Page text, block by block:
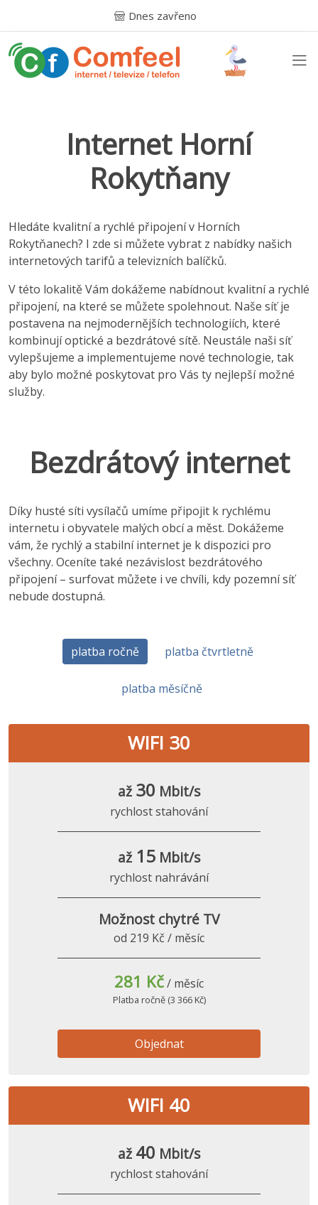
Dnes zavřeno
Internet Horní
Rokytňany
Hledáte kvalitní a rychlé připojení v Horních
Rokytňanech? I zde si můžete vybrat z nabídky našich
internetových tarifů a televizních balíčků.
V této lokalitě Vám dokážeme nabídnout kvalitní a rychlé
připojení, na které se můžete spolehnout. Naše síť je
postavena na nejmodernějších technologiích, které
kombinují optické a bezdrátové sítě. Neustále naši síť
vylepšujeme a implementujeme nové technologie, tak
aby bylo možné poskytovat pro Vás ty nejlepší možné
služby.
Bezdrátový internet
Díky husté síti vysílačů umíme připojit k rychlému
internetu i obyvatele malých obcí a měst. Dokážeme
vám, že rychlý a stabilní internet je k dispozici pro
všechny. Oceníte také nezávislost bezdrátového
připojení – surfovat můžete i ve chvíli, kdy pozemní síť
nebude dostupná.
platba ročně platba čtvrtletně
platba měsíčně
WIFI 30
až 30 Mbit/s
rychlost stahování
až 15 Mbit/s
rychlost nahrávání
Možnost chytré TV
od 219 Kč / měsíc
281 Kč/ měsíc
Platba ročně (3 366 Kč)
Objednat
WIFI 40
až 40 Mbit/s
rychlost stahování